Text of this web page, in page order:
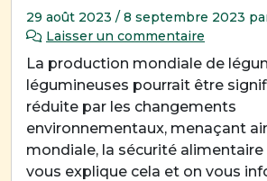
29 août 2023 / 8 septembre 2023
Laisser un commentaire
La production mondiale de
légumineuses pourrait être
réduite par les changements
environnementaux, menaçant
mondiale, la sécurité alimentaire
vous explique cela et on vous